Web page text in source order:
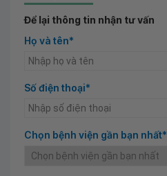
Để lại thông tin nhận tư vấn
Họ và tên*
Số điện thoại*
Chọn bệnh viện gần bạn nhất*